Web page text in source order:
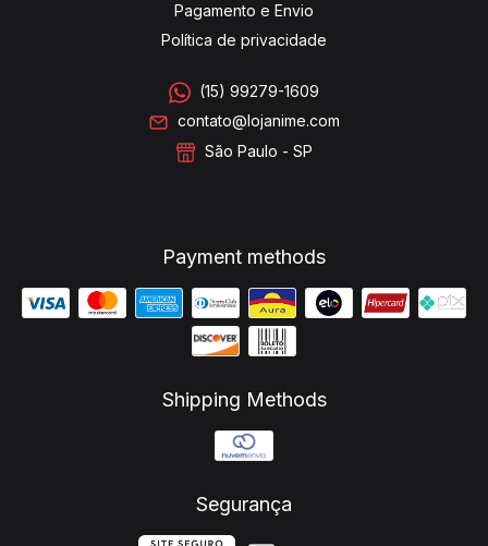
Pagamento e Envio
Política de privacidade
(15) 99279-1609
contato@lojanime.com
São Paulo - SP
Payment methods
Shipping Methods
Segurança